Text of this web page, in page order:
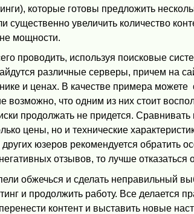
которые готовы предложить
существенно увеличить количество
мощности.
проводить, используя поисковые
различные серверы, причем на
и ценах. В качестве примера можете
что одним из них стоит
продолжать не придется.
цены, но и технические
юзеров рекомендуется обратить
отзывов, то лучше отказаться
обжечься и сделать неправильный
и продолжить работу. Все делается
контент и выставить новые